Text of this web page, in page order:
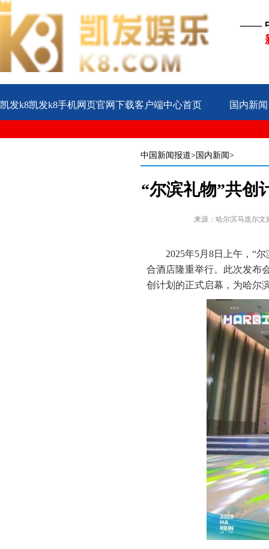
——
凯发k8凯发k8手机网页官网下载客户端中心首页 国内新闻
中国新闻报道>国内新闻>
“尔滨礼物”共创
来源：哈尔滨马迭尔文
2025年5月8日上午，“
合酒店隆重举行。此次发布
创计划的正式启幕，为哈尔